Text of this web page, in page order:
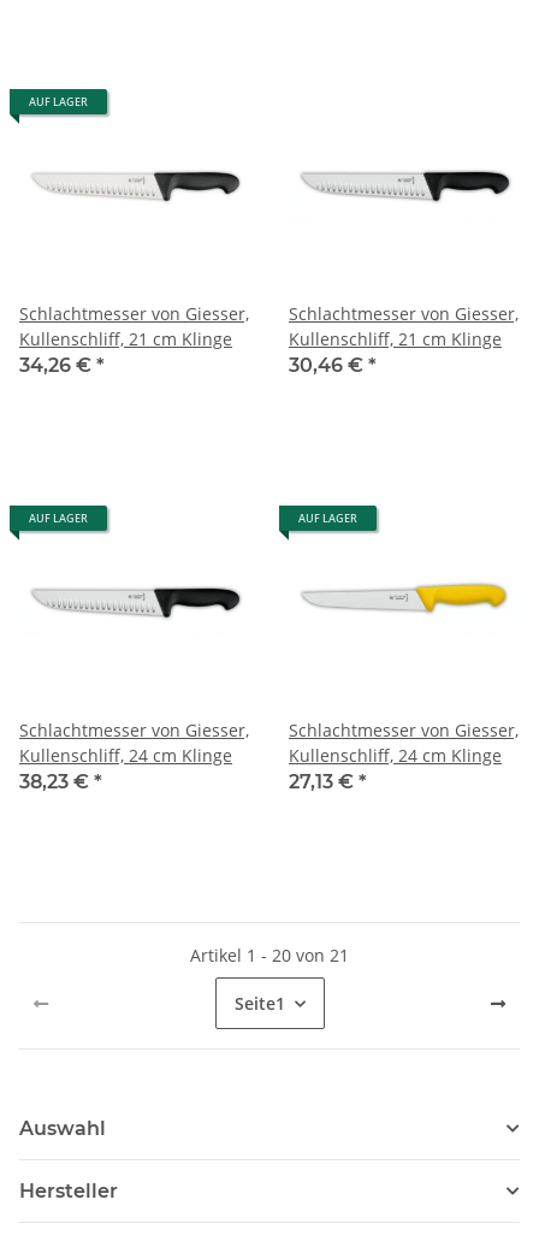
AUF LAGER
Schlachtmesser von Giesser,
Kullenschliff, 21 cm Klinge
34,26 € *
Schlachtmesser von Giesser,
Kullenschliff, 21 cm Klinge
30,46 € *
AUF LAGER
Schlachtmesser von Giesser,
Kullenschliff, 24 cm Klinge
38,23 € *
AUF LAGER
Schlachtmesser von Giesser,
Kullenschliff, 24 cm Klinge
27,13 € *
Artikel 1 - 20 von 21
Seite1
Auswahl
Hersteller